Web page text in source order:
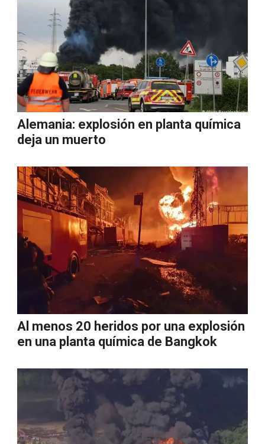
Alemania: explosión en planta química
deja un muerto
Al menos 20 heridos por una explosión
en una planta química de Bangkok